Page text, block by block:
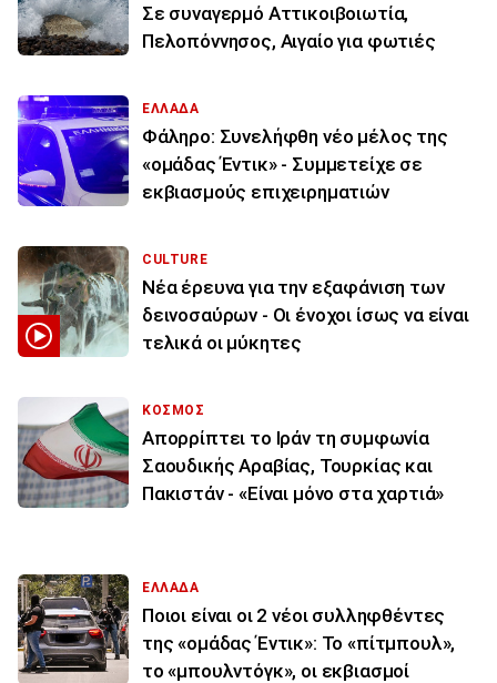
Σε συναγερμό Αττικοιβοιωτία,
Πελοπόννησος, Αιγαίο για φωτιές
ΕΛΛΑΔΑ
Φάληρο: Συνελήφθη νέο μέλος της
«ομάδας Έντικ» - Συμμετείχε σε
εκβιασμούς επιχειρηματιών
CULTURE
Νέα έρευνα για την εξαφάνιση των
δεινοσαύρων - Οι ένοχοι ίσως να είναι
τελικά οι μύκητες
ΚΟΣΜΟΣ
Απορρίπτει το Ιράν τη συμφωνία
Σαουδικής Αραβίας, Τουρκίας και
Πακιστάν - «Είναι μόνο στα χαρτιά»
ΕΛΛΑΔΑ
Ποιοι είναι οι 2 νέοι συλληφθέντες
της «ομάδας Έντικ»: Το «πίτμπουλ»,
το «μπουλντόγκ», οι εκβιασμοί